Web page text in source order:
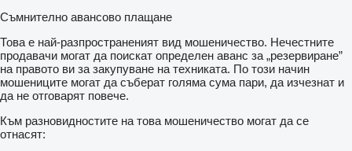
Съмнително авансово плащане
Това е най-разпространеният вид мошеничество. Нечестните
продавачи могат да поискат определен аванс за „резервиране”
на правото ви за закупуване на техниката. По този начин
мошениците могат да съберат голяма сума пари, да изчезнат и
да не отговарят повече.
Към разновидностите на това мошеничество могат да се
отнасят: